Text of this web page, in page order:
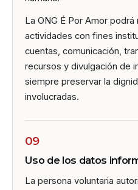
La ONG É Por Amor
actividades con fines
cuentas, comunicación,
recursos y divulgación de
siempre preservar la
involucradas.
09
Uso de los datos
La persona voluntaria